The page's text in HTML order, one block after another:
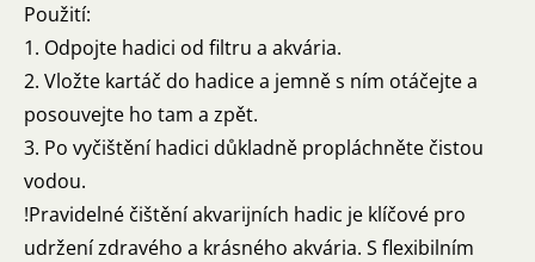
Použití:
1. Odpojte hadici od filtru a akvária.
2. Vložte kartáč do hadice a jemně s ním otáčejte a
posouvejte ho tam a zpět.
3. Po vyčištění hadici důkladně propláchněte čistou
vodou.
!Pravidelné čištění akvarijních hadic je klíčové pro
udržení zdravého a krásného akvária. S flexibilním